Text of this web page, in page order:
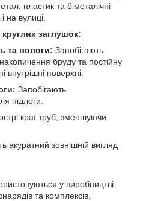
пластик та біметалічні
на вулиці.
круглих заглушок:
та вологи: Запобігають
бруду та постійну
внутрішні поверхні.
Запобігають
підлоги.
краї труб, зменшуючи
акуратний зовнішній вигляд
у виробництві
та комплексів,